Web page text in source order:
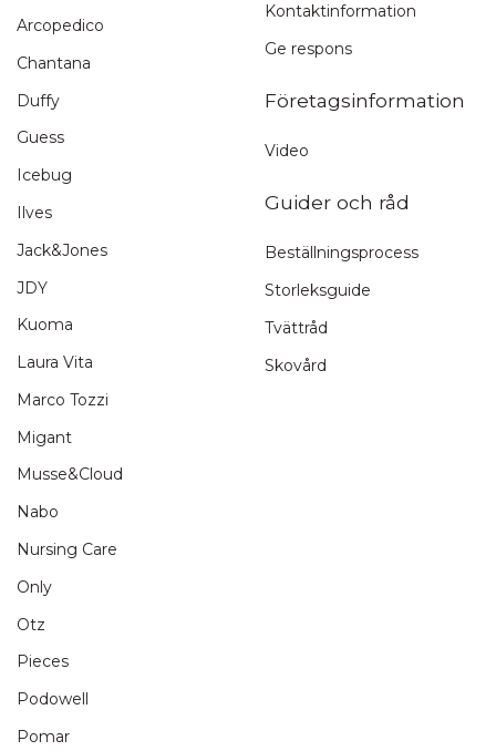
Arcopedico
Chantana
Duffy
Guess
Icebug
Ilves
Jack&Jones
JDY
Kuoma
Laura Vita
Marco Tozzi
Migant
Musse&Cloud
Nabo
Nursing Care
Only
Otz
Pieces
Podowell
Pomar
Kontaktinformation
Ge respons
Företagsinformation
Video
Guider och råd
Beställningsprocess
Storleksguide
Tvättråd
Skovård